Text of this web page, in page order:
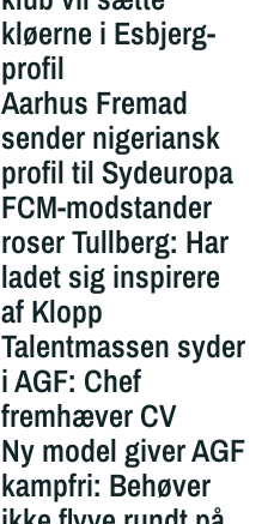
kløerne i Esbjerg-
profil
Aarhus Fremad
sender nigeriansk
profil til Sydeuropa
FCM-modstander
roser Tullberg: Har
ladet sig inspirere
af Klopp
Talentmassen syder
i AGF: Chef
fremhæver CV
Ny model giver AGF
kampfri: Behøver